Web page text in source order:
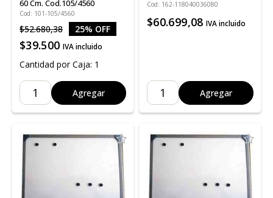
60 Cm. Cod.105/4560
Cod: 101-105/4560
$52.680,38 25% OFF
$39.500 IVA incluido
Cantidad por Caja: 1
Agregar
Cod: 162-118040036080
$60.699,08 IVA incluido
Agregar